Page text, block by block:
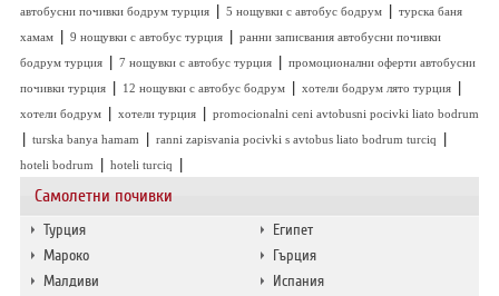
Самолетни почивки
Турция
Египет
Мароко
Гърция
Малдиви
Испания
автобусни почивки бодрум турция | 5 нощувки с автобус бодрум | турска баня
хамам | 9 нощувки с автобус турция | ранни записвания автобусни почивки
бодрум турция | 7 нощувки с автобус турция | промоционални оферти автобусни
почивки турция | 12 нощувки с автобус бодрум | хотели бодрум лято турция |
хотели бодрум | хотели турция | promocionalni ceni avtobusni pocivki liato bodrum
| turska banya hamam | ranni zapisvania pocivki s avtobus liato bodrum turciq |
hoteli bodrum | hoteli turciq |